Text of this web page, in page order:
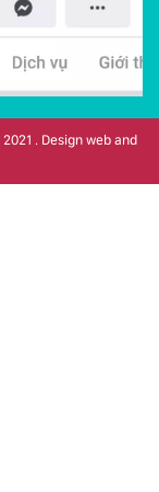
2021 . Design web and